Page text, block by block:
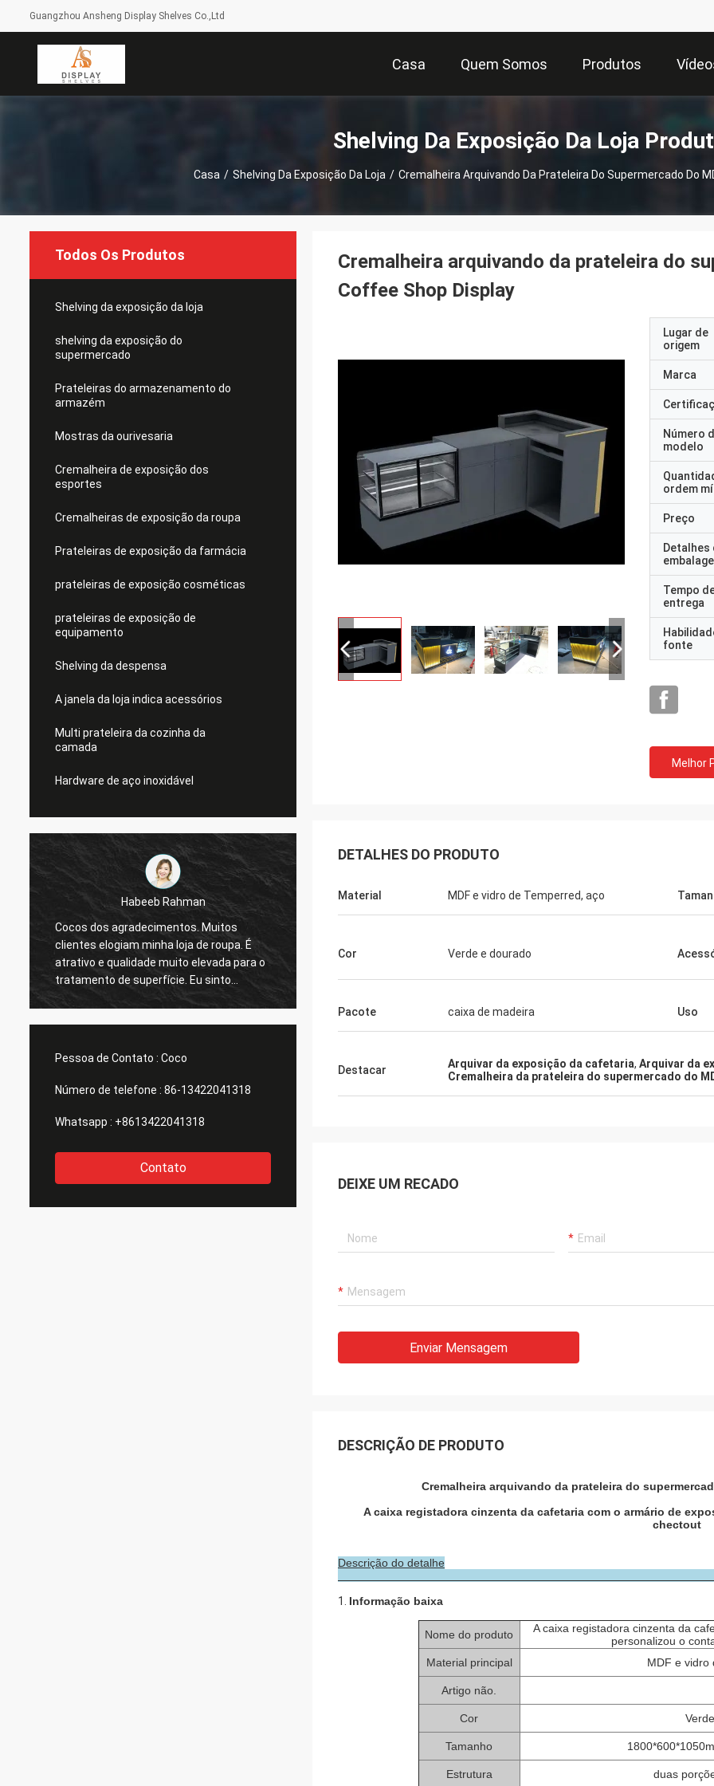
Guangzhou Ansheng Display Shelves Co.,Ltd
Casa Quem Somos Produtos
Shelving Da Exposição Da Loja
Casa / Shelving Da Exposição Da Loja / Cremalheira Arquivando Da Prateleira Do Supermercado Do
Todos Os Produtos
Shelving da exposição da loja
shelving da exposição do
supermercado
Prateleiras do armazenamento do
armazém
Mostras da ourivesaria
Cremalheira de exposição dos
esportes
Cremalheiras de exposição da roupa
Prateleiras de exposição da farmácia
prateleiras de exposição cosméticas
prateleiras de exposição de
equipamento
Shelving da despensa
A janela da loja indica acessórios
Multi prateleira da cozinha da
camada
Hardware de aço inoxidável
Galletti de Marco
Você feito sempre um bom trabalho para
mim! As prateleiras de exposição da
janela da loja do Natal chegaram. Após a
instalação, nós enviar-lhe-emos imagens.
Muitos agradecimentos.
Fernando
esporte olha em ordem agora. E eu estou
aplanando para fazer uma sala de
me a projetá-lo mais tarde.
atrativo e
tratamento de
Pessoa de Contato : Coco
Número de telefone : 86-13422041318
Whatsapp : +8613422041318
Contato
Cremalheira arquivando da prateleira do
Coffee Shop Display
Lugar de
origem
Marca
Número
modelo
ordem
Preço
Detalhes
Tempo
entrega
fonte
Melhor
DETALHES DO PRODUTO
Material MDF e vidro de Temperred, aço
Cor Verde e dourado
Pacote caixa de madeira Uso
Destacar Arquivar da exposição da cafetaria, Arquivar da
Cremalheira da prateleira do supermercado do
DEIXE UM RECADO
Enviar Mensagem
DESCRIÇÃO DE PRODUTO
Cremalheira arquivando da prateleira do
A caixa registadora cinzenta da cafetaria com o armário de
chectout
Descrição do detalhe
1. Informação baixa
Nome do produto
A caixa registadora cinzenta da
personalizou o
Material principal
MDF e vidro
Artigo não.
Cor
Tamanho
Estrutura duas